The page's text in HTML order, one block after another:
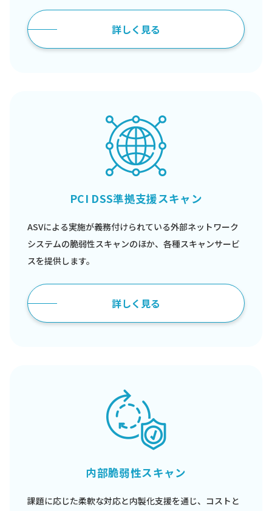
詳しく見る
PCI DSS準拠支援スキャン
ASVによる実施が義務付けられている外部ネットワーク
システムの脆弱性スキャンのほか、各種スキャンサービ
スを提供します。
詳しく見る
内部脆弱性スキャン
課題に応じた柔軟な対応と内製化支援を通じ、コストと